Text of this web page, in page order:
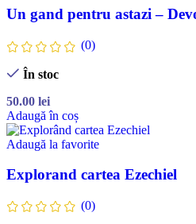
Un gand pentru astazi –
(0)
În stoc
50.00 lei
Adaugă în coș
Adaugă la favorite
Explorand cartea Ezechiel
(0)